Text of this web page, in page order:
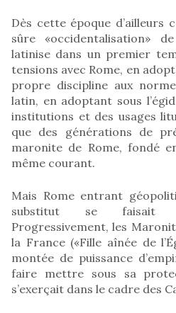
Dès cette époque d’ailleurs
sûre «occidentalisation»
latinise dans un premier
tensions avec Rome, en
propre discipline aux
latin, en adoptant sous
institutions et des usages
que des générations de
maronite de Rome, fondé
même courant.
Mais Rome entrant
substitut se faisait
Progressivement, les
la France («Fille aînée de
montée de puissance
faire mettre sous sa
s’exerçait dans le cadre des